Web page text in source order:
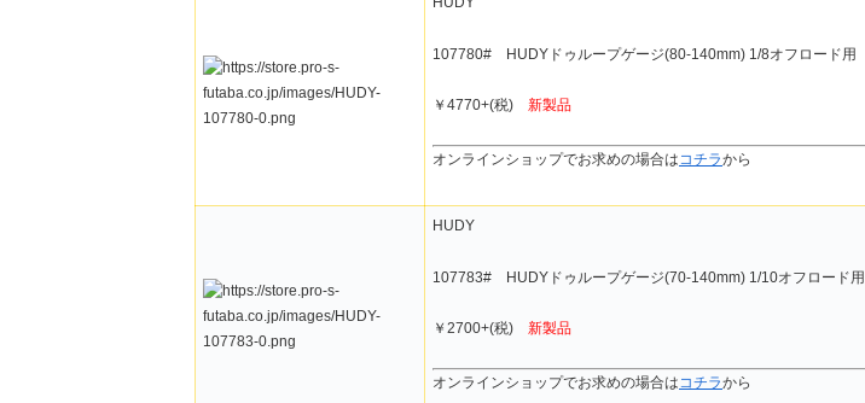
107780# HUDYドゥループゲージ(80-140mm) 1/8オフロード用
￥4770+(税) 新製品
オンラインショップでお求めの場合はコチラから
HUDY
107783# HUDYドゥループゲージ(70-140mm) 1/10オフロード用
￥2700+(税) 新製品
オンラインショップでお求めの場合はコチラから